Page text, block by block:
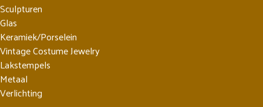
Sculpturen
Glas
Keramiek/Porselein
Vintage Costume Jewelry
Lakstempels
Metaal
Verlichting